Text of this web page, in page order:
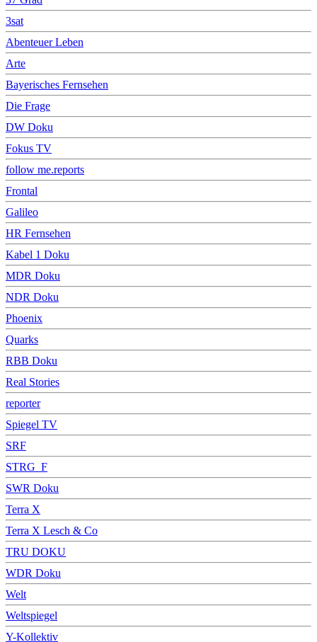
3sat
Abenteuer Leben
Arte
Bayerisches Fernsehen
Die Frage
DW Doku
Fokus TV
follow me.reports
Frontal
Galileo
HR Fernsehen
Kabel 1 Doku
MDR Doku
NDR Doku
Phoenix
Quarks
RBB Doku
Real Stories
reporter
Spiegel TV
SRF
STRG_F
SWR Doku
Terra X
Terra X Lesch & Co
TRU DOKU
WDR Doku
Welt
Weltspiegel
Y-Kollektiv